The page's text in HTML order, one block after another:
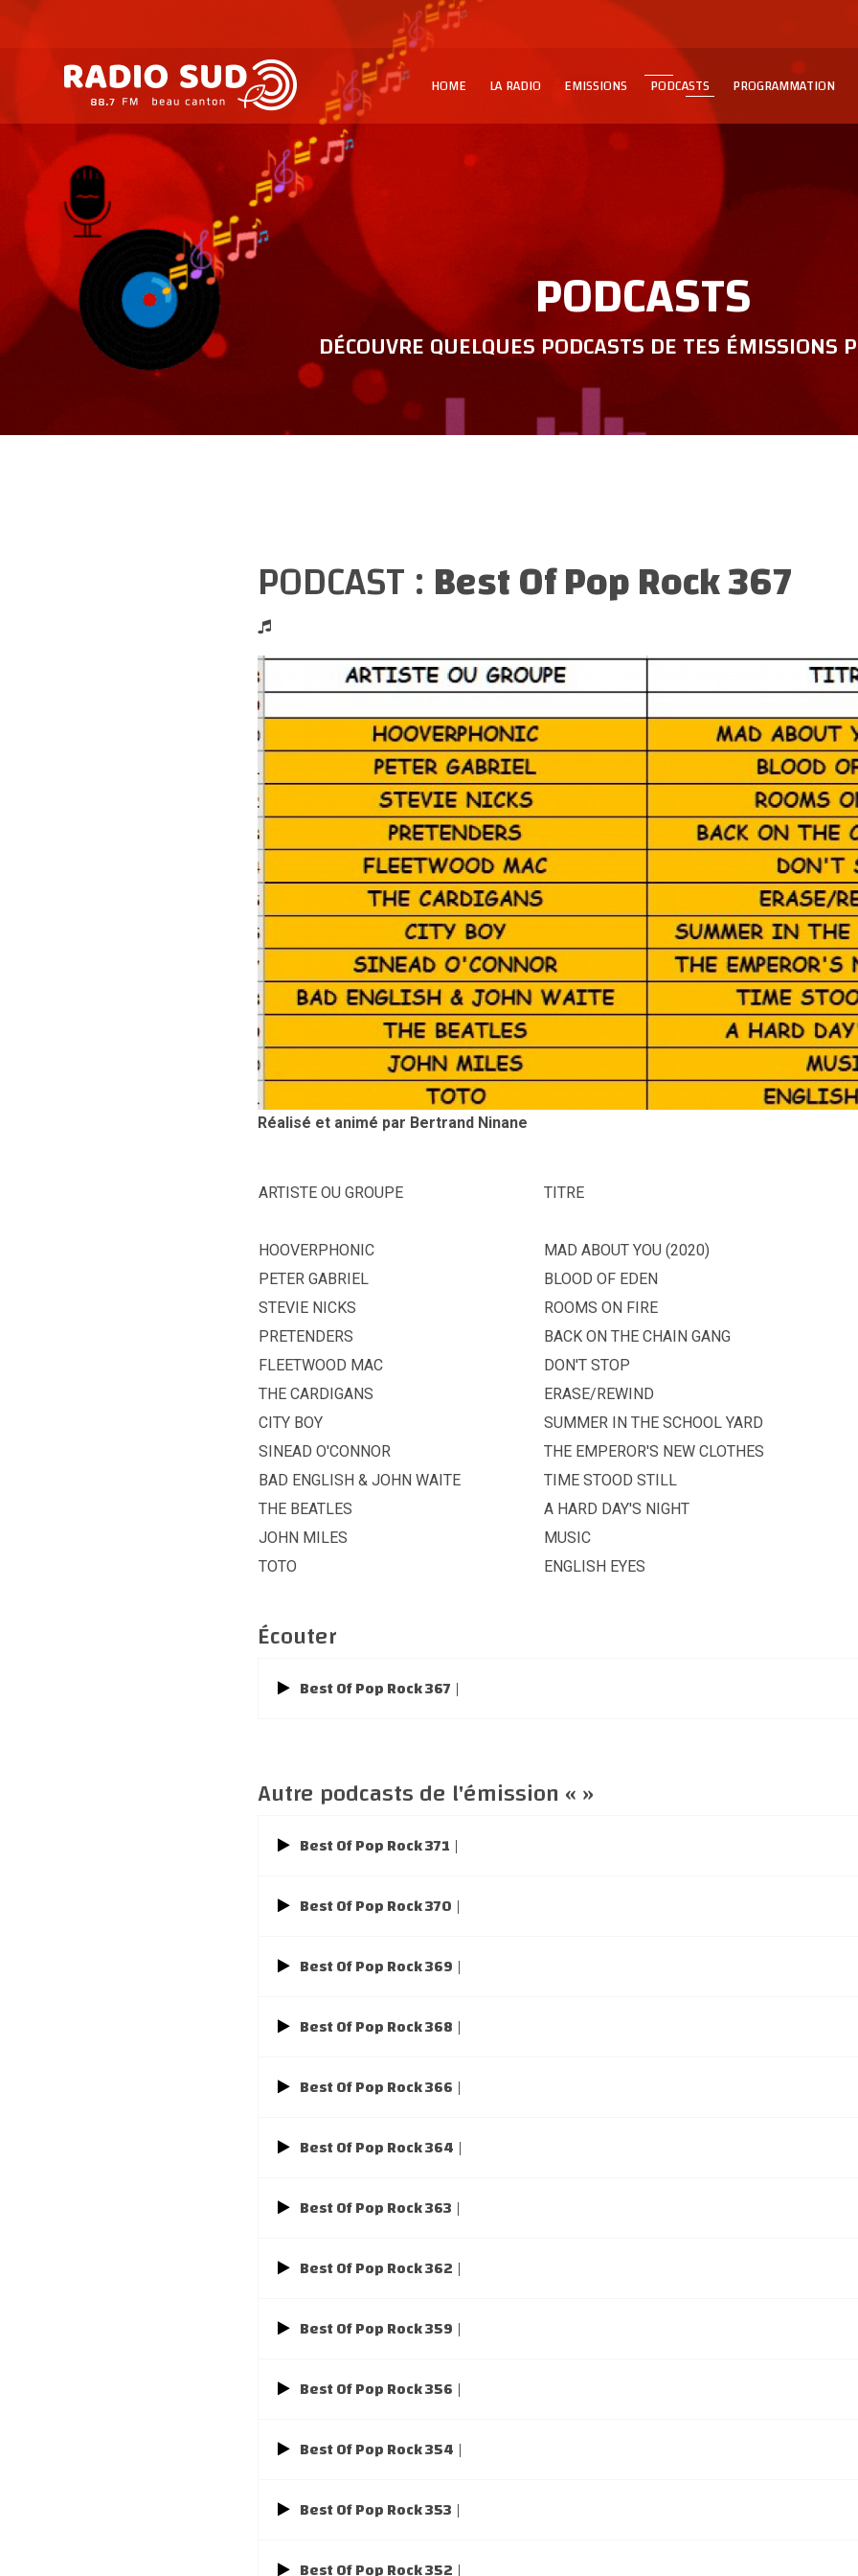
HOME LA RADIO EMISSIONS PODCASTS PROGRAMMATION
PODCASTS
DÉCOUVRE QUELQUES PODCASTS DE TES ÉMISSIONS
PODCAST :Best Of Pop Rock 367
Réalisé et animé par Bertrand Ninane
ARTISTE OU GROUPE TITRE
HOOVERPHONIC
MAD ABOUT YOU (2020)
PETER GABRIEL
BLOOD OF EDEN
STEVIE NICKS
ROOMS ON FIRE
PRETENDERS
BACK ON THE CHAIN GANG
FLEETWOOD MAC
DON'T STOP
THE CARDIGANS
ERASE/REWIND
CITY BOY
SUMMER IN THE SCHOOL YARD
SINEAD O'CONNOR
THE EMPEROR'S NEW CLOTHES
BAD ENGLISH & JOHN WAITE
TIME STOOD STILL
THE BEATLES
A HARD DAY'S NIGHT
JOHN MILES
MUSIC
TOTO
ENGLISH EYES
Écouter
Best Of Pop Rock 367 |
Autre podcasts de l'émission « »
Best Of Pop Rock 371 |
Best Of Pop Rock 370 |
Best Of Pop Rock 369 |
Best Of Pop Rock 368 |
Best Of Pop Rock 366 |
Best Of Pop Rock 364 |
Best Of Pop Rock 363 |
Best Of Pop Rock 362 |
Best Of Pop Rock 359 |
Best Of Pop Rock 356 |
Best Of Pop Rock 354 |
Best Of Pop Rock 353 |
Best Of Pop Rock 352 |